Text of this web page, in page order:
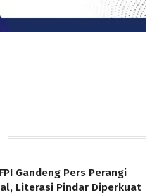
Gandeng Pers Perangi
Literasi Pindar Diperkuat